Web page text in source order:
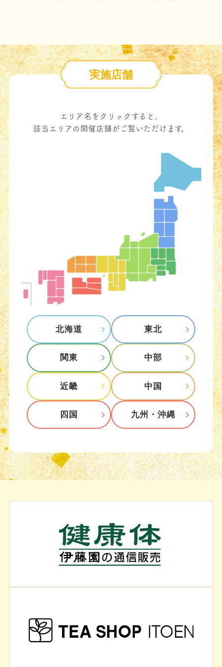
実施店舗
エリア名をクリックすると、
該当エリアの開催店舗がご覧いただけます。
北海道 東北
関東 中部
近畿 中国
四国 九州・沖縄